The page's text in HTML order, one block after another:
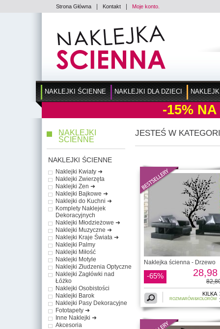
Strona Główna Kontakt Moje konto.
NAKLEJKI ŚCIENNE NAKLEJKI DLA DZIECI
-15% NA
NAKLEJKI
ŚCIENNE
NAKLEJKI ŚCIENNE
Naklejki Kwiaty ➜
Naklejki Zwierzęta
Naklejki Zen ➜
Naklejki Bajkowe ➜
Naklejki do Kuchni ➜
Komplety Naklejek
Dekoracyjnych
Naklejki Młodzieżowe ➜
Naklejki Muzyczne ➜
Naklejki Kraje Świata ➜
Naklejki Palmy
Naklejki Miłość
Naklejki Motyle
Naklejki Złudzenia Optyczne
Naklejki Zagłówki nad
Łóżko
Naklejki Osobistości
Naklejki Barok
Naklejki Pasy Dekoracyjne
Fototapety ➜
Inne Naklejki ➜
Akcesoria
JESTEŚ W
Naklejka ścienna - Drzewo
-65% 28,98
KILKA
ROZMIARÓW&KOLORÓW